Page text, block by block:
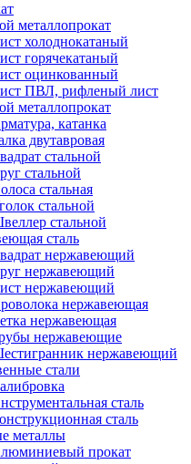
металлопрокат
холоднокатаный
горячекатаный
оцинкованный
ПВЛ, рифленый лист
металлопрокат
катанка
двутавровая
стальной
стальной
стальная
стальной
стальной
сталь
нержавеющий
нержавеющий
нержавеющий
нержавеющая
нержавеющая
нержавеющие
нержавеющий
стали
сталь
сталь
металлы
прокат